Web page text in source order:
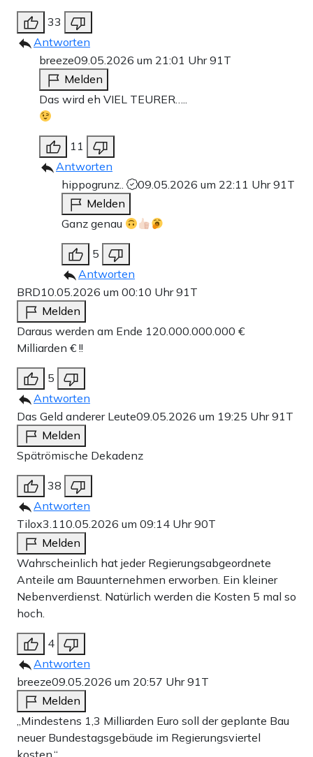
33
Antworten
breeze09.05.2026 um 21:01 Uhr91T
Melden
Das wird eh VIEL TEURER…..
11
Antworten
hippogrunz..
09.05.2026 um 22:11 Uhr91T
Melden
Ganz genau
5
Antworten
BRD10.05.2026 um 00:10 Uhr91T
Melden
Daraus werden am Ende 120.000.000.000 €
Milliarden € !!
5
Antworten
Das Geld anderer Leute09.05.2026 um 19:25 Uhr91T
Melden
Spätrömische Dekadenz
38
Antworten
Tilox3.1 10.05.2026 um 09:14 Uhr90T
Melden
Wahrscheinlich hat jeder Regierungsabgeordnete
Anteile am Bauunternehmen erworben. Ein kleiner
Nebenverdienst. Natürlich werden die Kosten 5 mal so
hoch.
4
Antworten
breeze09.05.2026 um 20:57 Uhr91T
Melden
„Mindestens 1,3 Milliarden Euro soll der geplante Bau
neuer Bundestagsgebäude im Regierungsviertel